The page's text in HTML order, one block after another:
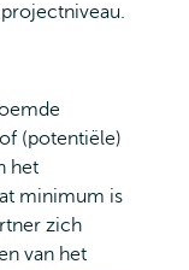
(potentiële)
het
minimum is
zich
van het